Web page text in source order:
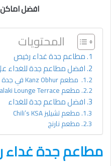
افضل
المحتويات
مطاعم جدة غداء رخيص
افضل مطاعم جدة للغداء
مطعم Kanz Obhur في جدة
مطعم Al Malaki Lounge Terrace في فندق روز وود في جدة
افضل مطاعم جدة للغداء
مطعم تشيليز Chili’s KSA
مطعم نارنج
مطاعم جدة